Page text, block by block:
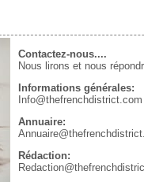
Contactez-nous....
Nous lirons et nous
Informations générales:
Info@thefrenchdistrict.com
Annuaire:
Rédaction: